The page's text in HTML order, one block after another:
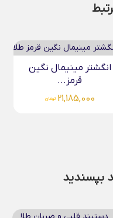
انگشتر مینیمال نگین
قرمز...
21,185,000 تومان
بپسندید